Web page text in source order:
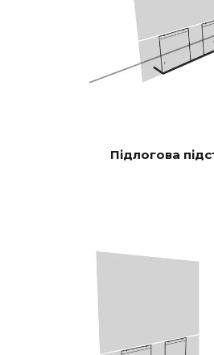
нашої
допомогою
ОНОВЛЕНПрограмне
Підлогова